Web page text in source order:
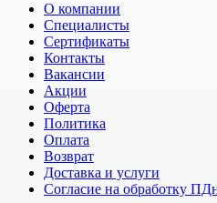
О компании
Специалисты
Сертификаты
Контакты
Вакансии
Акции
Оферта
Политика
Оплата
Возврат
Доставка и услуги
Согласие на обработку